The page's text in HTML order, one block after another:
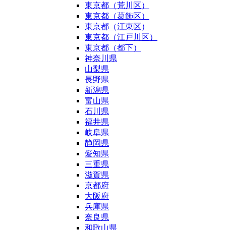
東京都（荒川区）
東京都（葛飾区）
東京都（江東区）
東京都（江戸川区）
東京都（都下）
神奈川県
山梨県
長野県
新潟県
富山県
石川県
福井県
岐阜県
静岡県
愛知県
三重県
滋賀県
京都府
大阪府
兵庫県
奈良県
和歌山県